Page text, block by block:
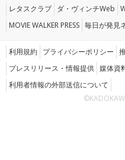
レタスクラブ ダ・ヴィンチWeb
MOVIE WALKER PRESS 毎日が発見
利用規約 プライバシーポリシー
プレスリリース・情報提供 媒体資
利用者情報の外部送信について